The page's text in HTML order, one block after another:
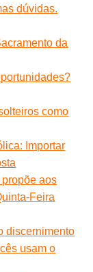
dúvidas.
da
como
Importar
aos
Feira
discernimento
usam o